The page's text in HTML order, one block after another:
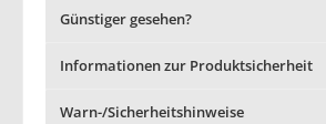
Günstiger gesehen?
Informationen zur Produktsicherheit
Warn-/Sicherheitshinweise